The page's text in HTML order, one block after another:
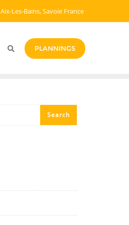
Aix-Les-Bains, Savoie France
PLANNINGS